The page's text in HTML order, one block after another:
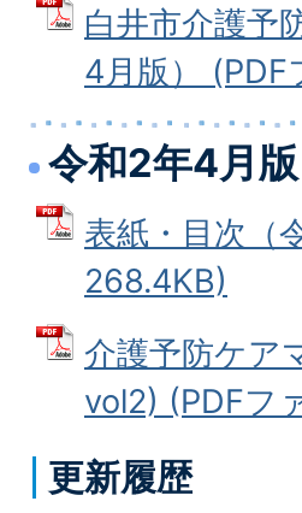
白井市介護予
4月版）
令和2年4月版
表紙・目次（
268.4KB)
介護予防ケア
vol2) (PDFフ
更新履歴